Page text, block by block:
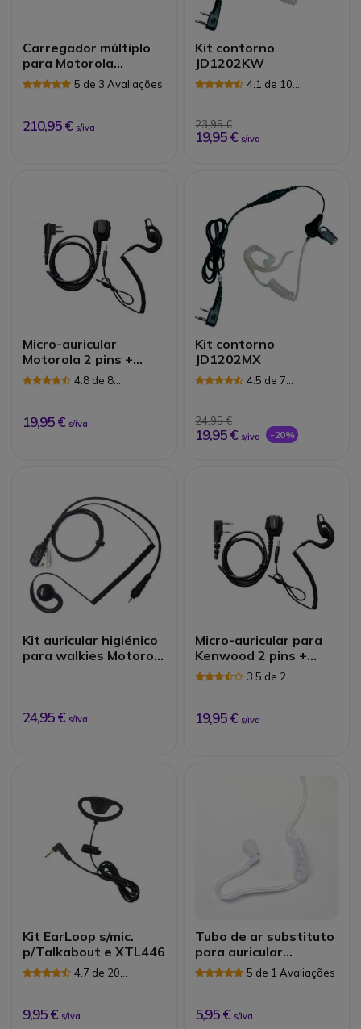
Carregador múltiplo
para Motorola
CLP446 5 de 3 Avaliações
210,95 € s/iva
Kit contorno
JD1202KW
4.1 de 10
23,95 €
19,95 € s/iva
Micro-auricular
Motorola 2 pins +
Auricular gancho
4.8 de 8
19,95 € s/iva
Kit contorno
JD1202MX
4.5 de 7
24,95 €
19,95 € s/iva -20%
Kit auricular higiénico
para walkies Motorola
24,95 € s/iva
Micro-auricular para
Kenwood 2 pins +
Auricular gancho
3.5 de 2
19,95 € s/iva
Kit EarLoop s/mic.
p/Talkabout e XTL446
4.7 de 20
9,95 € s/iva
Tubo de ar substituto
para auricular
Bodyguard5 de 1 Avaliações
5,95 € s/iva